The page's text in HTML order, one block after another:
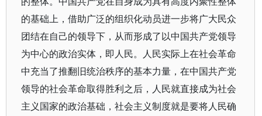
的基础上，借助广泛的组织化动员进一步将广大民众
团结在自己的领导下，从而形成了以中国共产党领导
为中心的政治实体，即人民。人民实际上在社会革命
中充当了推翻旧统治秩序的基本力量，在中国共产党
领导的社会革命取得胜利之后，人民就直接成为社会
主义国家的政治基础，社会主义制度就是要将人民确